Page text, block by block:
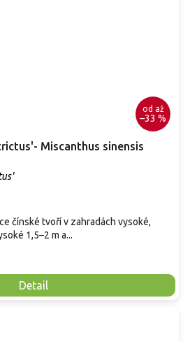
od až
–33 %
Miscanthus sinensis
Detail
čínské tvoří v zahradách vysoké,
1,5–2 m a...